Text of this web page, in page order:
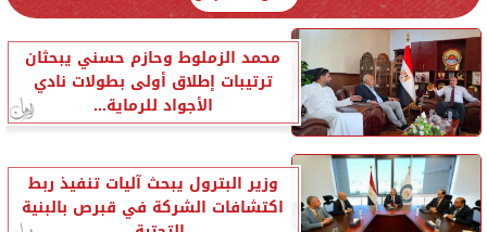
محمد الزملوط وحازم حسني يبحثان
ترتيبات إطلاق أولى بطولات نادي
الأجواد للرماية...
وزير البترول يبحث آليات تنفيذ ربط
اكتشافات الشركة في قبرص بالبنية